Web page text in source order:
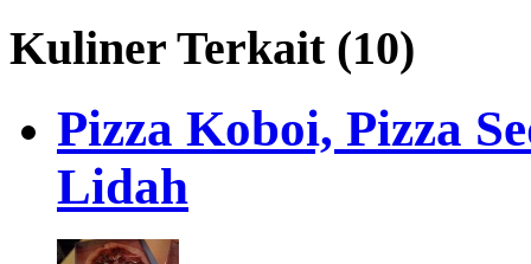
Kuliner Terkait (10)
Pizza Koboi, Pizza
Lidah